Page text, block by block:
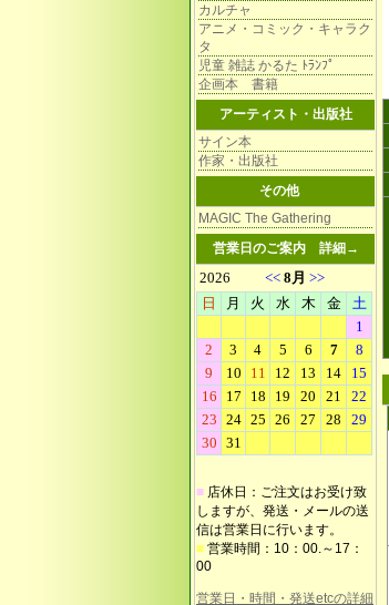
カルチャ
アニメ・コミック・キャラク
タ
児童 雑誌 かるた ﾄﾗﾝﾌﾟ
企画本 書籍
アーティスト・出版社
サイン本
作家・出版社
その他
MAGIC The Gathering
営業日のご案内 詳細→
■ 店休日：ご注文はお受け致
しますが、発送・メールの送
信は営業日に行います。
■ 営業時間：10：00.～17：
00
営業日・時間・発送etcの詳細